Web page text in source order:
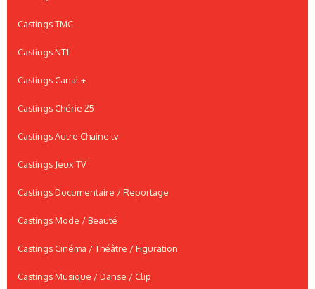
Castings TMC
Castings NT1
Castings Canal +
Castings Chérie 25
Castings Autre Chaine tv
Castings Jeux TV
Castings Documentaire / Reportage
Castings Mode / Beauté
Castings Cinéma / Théâtre / Figuration
Castings Musique / Danse / Clip